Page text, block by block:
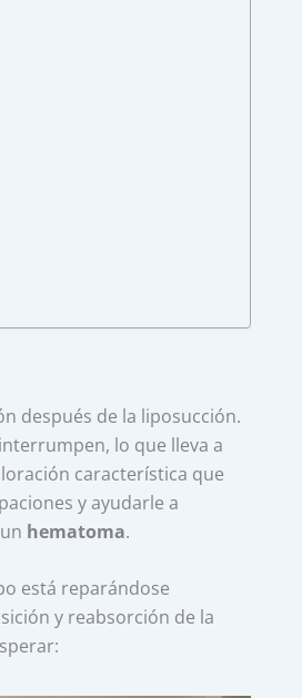
después de la liposucción.
lo que lleva a
característica que
y ayudarle a
hematoma.
está reparándose
y reabsorción de la